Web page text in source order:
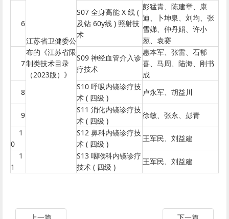
江苏省卫健委公
布的《江苏省限
制类技术目录
（2023版）》
6
S07 全身高能 X 线 (
及钻 60y线 ) 照射技
术
彭猛青、陈建章、康
迪、卜坤泉、刘均、张
雪娣、仲丹娟、许小
葱、袁赛
7
S09 神经血管介入诊
疗技术
惠本军、张雷、石郁
喜、马周、陆海、刚书
成
8
S10 呼吸内镜诊疗技
术 ( 四级 )
卢永军、胡益川
9
S11 消化内镜诊疗技
术 ( 四级 )
徐敏、张永、彭青
1
0
S12 鼻科内镜诊疗技
术 ( 四级 )
王军民、刘益建
1
1
S13 咽喉科内镜诊疗
技术 ( 四级 )
王军民、刘益建